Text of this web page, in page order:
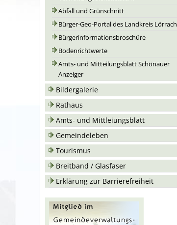
Abfall und Grünschnitt
Bürger-Geo-Portal des Landkreis Lörrach
Bürgerinformationsbroschüre
Bodenrichtwerte
Amts- und Mitteilungsblatt Schönauer
Anzeiger
Bildergalerie
Rathaus
Amts- und Mittleiungsblatt
Gemeindeleben
Tourismus
Breitband / Glasfaser
Erklärung zur Barrierefreiheit